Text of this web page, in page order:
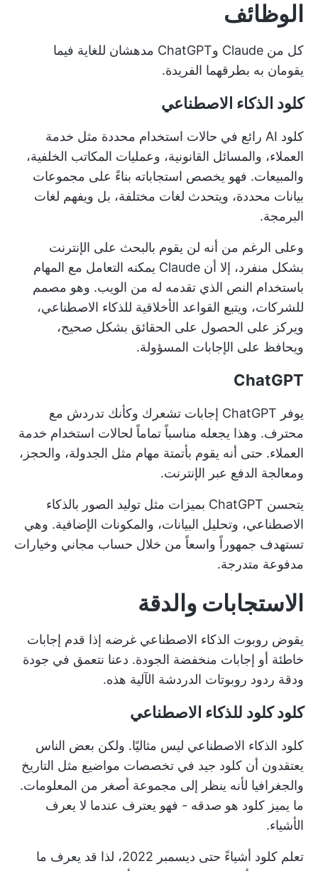
الوظائف
كل من Claude وChatGPT مدهشان للغاية فيما
يقومان به بطرقهما الفريدة.
كلود الذكاء الاصطناعي
كلود AI رائع في حالات استخدام محددة مثل خدمة
العملاء، والمسائل القانونية، وعمليات المكاتب الخلفية،
والمبيعات. فهو يخصص استجاباته بناءً على مجموعات
بيانات محددة، ويتحدث لغات مختلفة، بل ويفهم لغات
البرمجة.
وعلى الرغم من أنه لن يقوم بالبحث على الإنترنت
بشكل منفرد، إلا أن Claude يمكنه التعامل مع المهام
باستخدام النص الذي تقدمه له من الويب. وهو مصمم
للشركات، ويتبع القواعد الأخلاقية للذكاء الاصطناعي،
ويركز على الحصول على الحقائق بشكل صحيح،
ويحافظ على الإجابات المسؤولة.
ChatGPT
يوفر ChatGPT إجابات تشعرك وكأنك تدردش مع
محترف. وهذا يجعله مناسباً تماماً لحالات استخدام خدمة
العملاء. حتى أنه يقوم بأتمتة مهام مثل الجدولة، والحجز،
ومعالجة الدفع عبر الإنترنت.
يتحسن ChatGPT بميزات مثل توليد الصور بالذكاء
الاصطناعي، وتحليل البيانات، والمكونات الإضافية. وهي
تستهدف جمهوراً واسعاً من خلال حساب مجاني وخيارات
مدفوعة متدرجة.
الاستجابات والدقة
يقوض روبوت الذكاء الاصطناعي غرضه إذا قدم إجابات
خاطئة أو إجابات منخفضة الجودة. دعنا نتعمق في جودة
ودقة ردود روبوتات الدردشة الآلية هذه.
كلود كلود للذكاء الاصطناعي
كلود الذكاء الاصطناعي ليس مثاليًا. ولكن بعض الناس
يعتقدون أن كلود جيد في تخصصات مواضيع مثل التاريخ
والجغرافيا لأنه ينظر إلى مجموعة أصغر من المعلومات.
ما يميز كلود هو صدقه - فهو يعترف عندما لا يعرف
الأشياء.
تعلم كلود أشياءً حتى ديسمبر 2022، لذا قد يعرف ما